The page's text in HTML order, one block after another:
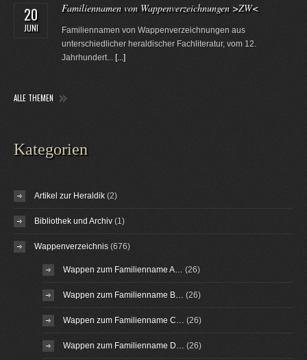
20
JUNI
Familiennamen von Wappenverzeichnungen >ZW<
Familiennamen von Wappenverzeichnungen aus
unterschiedlicher heraldischer Fachliteratur, vom 12.
Jahrhundert... [...]
ALLE THEMEN
Kategorien
Artikel zur Heraldik (2)
Bibliothek und Archiv (1)
Wappenverzeichnis (676)
Wappen zum Familienname A… (26)
Wappen zum Familienname B… (26)
Wappen zum Familienname C… (26)
Wappen zum Familienname D… (26)